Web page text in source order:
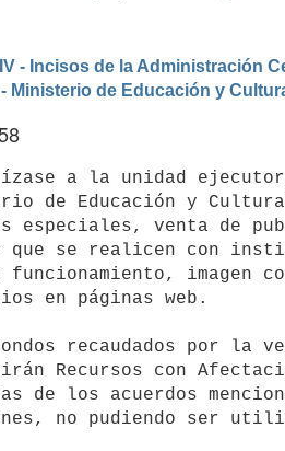
- Incisos de la Administración
- Ministerio de Educación y
de Educación y
especiales, venta de
que se realicen con
funcionamiento,
en páginas web.
Recursos con
de los acuerdos
no pudiendo ser